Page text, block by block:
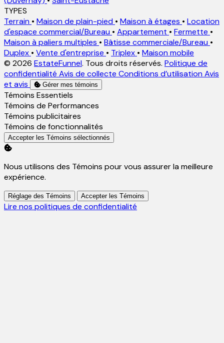
TYPES
Terrain • Maison de plain-pied • Maison à étages • Location
d'espace commercial/Bureau • Appartement • Fermette •
Maison à paliers multiples • Bâtisse commerciale/Bureau •
Duplex • Vente d'entreprise • Triplex • Maison mobile
© 2026 EstateFunnel. Tous droits réservés. Politique de
confidentialité Avis de collecte Conditions d’utilisation Avis
et avis
Gérer mes témoins
Activer
Témoins Essentiels
Activer
Témoins de Performances
Activer
Témoins publicitaires
Activer
Témoins de fonctionnalités
Accepter les Témoins sélectionnés
Nous utilisons des Témoins pour vous assurer la meilleure
expérience.
Réglage des Témoins Accepter les Témoins
Lire nos politiques de confidentialité